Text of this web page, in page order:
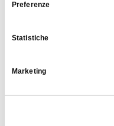
Preferenze
Statistiche
Marketing
MUSEI E GALLERIE D'ARTE